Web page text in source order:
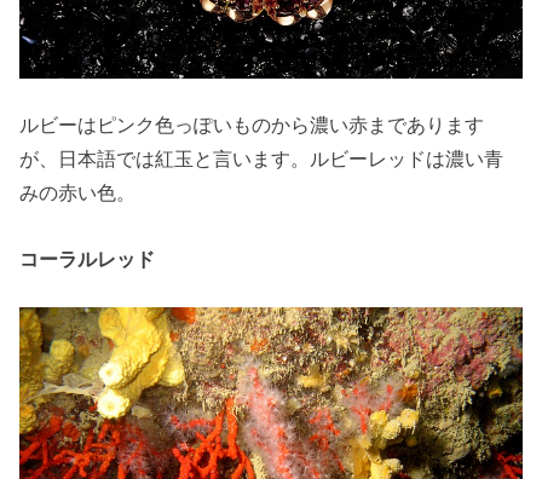
ルビーはピンク色っぽいものから濃い赤まであります
が、日本語では紅玉と言います。ルビーレッドは濃い青
みの赤い色。
コーラルレッド